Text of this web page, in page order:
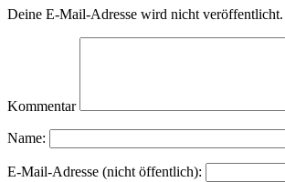
Deine E-Mail-Adresse wird nicht veröffentlicht.
Kommentar
Name:
E-Mail-Adresse (nicht öffentlich):